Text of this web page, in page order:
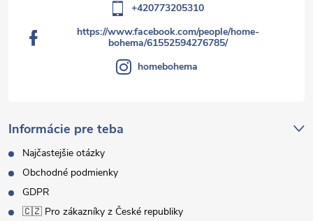
Informácie pre teba
Najčastejšie otázky
Obchodné podmienky
GDPR
🇨🇿 Pro zákazníky z České republiky
+420773205310
https://www.facebook.com/people/home-
bohema/61552594276785/
homebohema